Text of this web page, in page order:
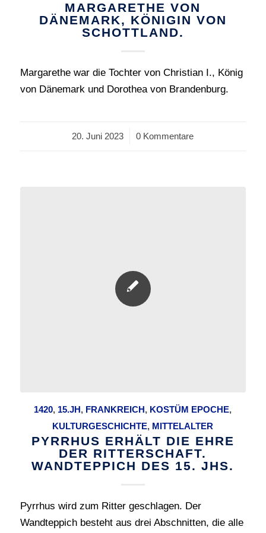
MARGARETHE VON
DÄNEMARK, KÖNIGIN VON
SCHOTTLAND.
Margarethe war die Tochter von Christian I., König
von Dänemark und Dorothea von Brandenburg.
20. Juni 2023
/ 0 Kommentare
1420, 15.JH, FRANKREICH, KOSTÜM EPOCHE,
KULTURGESCHICHTE, MITTELALTER
PYRRHUS ERHÄLT DIE EHRE
DER RITTERSCHAFT.
WANDTEPPICH DES 15. JHS.
Pyrrhus wird zum Ritter geschlagen. Der
Wandteppich besteht aus drei Abschnitten, die alle